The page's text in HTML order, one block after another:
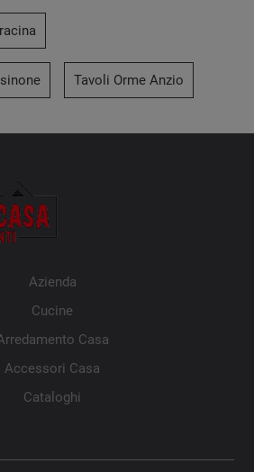
Tavoli Orme Anzio
Azienda
Cucine
Casa
Accessori Casa
Cataloghi